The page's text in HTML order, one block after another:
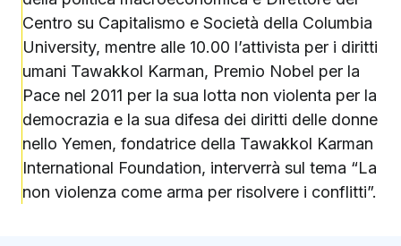
Centro su Capitalismo e Società della Columbia
University, mentre alle 10.00 l’attivista per i diritti
umani Tawakkol Karman, Premio Nobel per la
Pace nel 2011 per la sua lotta non violenta per la
democrazia e la sua difesa dei diritti delle donne
nello Yemen, fondatrice della Tawakkol Karman
International Foundation, interverrà sul tema “La
non violenza come arma per risolvere i conflitti”.